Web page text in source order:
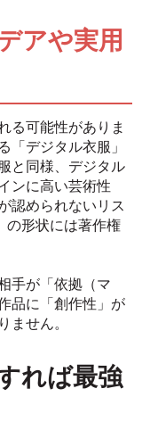
アや実用
る可能性がありま
「デジタル衣服」
と同様、デジタル
ンに高い芸術性
認められないリス
の形状には著作権
手が「依拠（マ
品に「創作性」が
ません。
れば最強